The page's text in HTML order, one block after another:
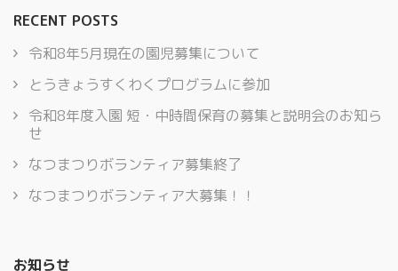
RECENT POSTS
令和8年5月現在の園児募集について
とうきょうすくわくプログラムに参加
令和8年度入園 短・中時間保育の募集と説明会のお知ら
せ
なつまつりボランティア募集終了
なつまつりボランティア大募集！！
お知らせ